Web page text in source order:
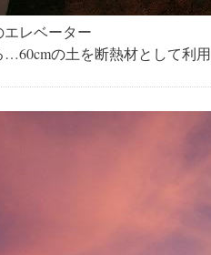
エレベーター
…60cmの土を断熱材として利用